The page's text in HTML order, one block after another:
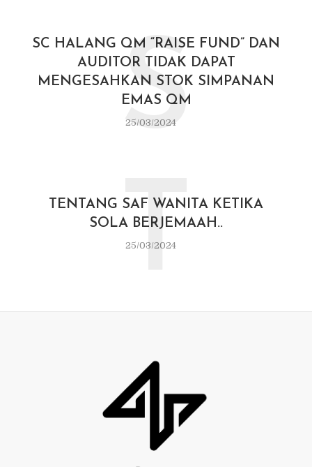
SC HALANG QM “RAISE FUND” DAN
AUDITOR TIDAK DAPAT
MENGESAHKAN STOK SIMPANAN
EMAS QM
25/03/2024
S
TENTANG SAF WANITA KETIKA
SOLA BERJEMAAH..
25/03/2024
T